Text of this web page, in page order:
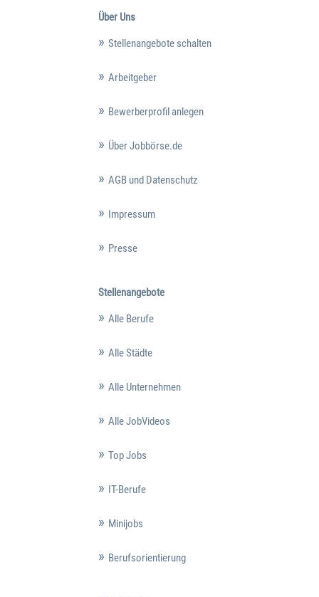
Über Uns
Stellenangebote schalten
Arbeitgeber
Bewerberprofil anlegen
Über Jobbörse.de
AGB und Datenschutz
Impressum
Presse
Stellenangebote
Alle Berufe
Alle Städte
Alle Unternehmen
Alle JobVideos
Top Jobs
IT-Berufe
Minijobs
Berufsorientierung